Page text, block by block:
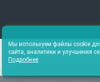
Мы используем файлы cookie
сайта, аналитики и улучшения
Подробнее